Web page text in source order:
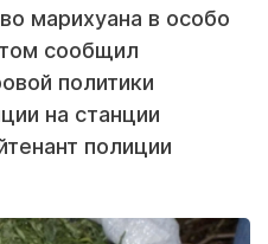
марихуана в особо
сообщил
политики
на станции
полиции